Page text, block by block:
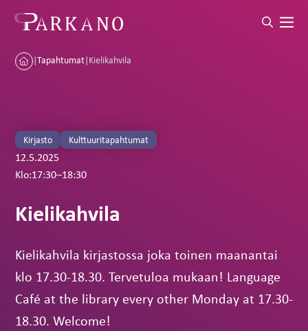
|Tapahtumat|Kielikahvila
Kirjasto Kulttuuritapahtumat
12.5.2025
Klo:17:30–18:30
Kielikahvila
Kielikahvila kirjastossa joka toinen maanantai
klo 17.30-18.30. Tervetuloa mukaan! Language
Café at the library every other Monday at 17.30-
18.30. Welcome!